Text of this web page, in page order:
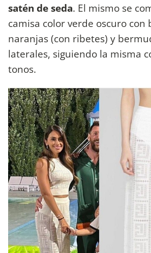
satén de seda. El mismo se
camisa color verde oscuro con
naranjas (con ribetes) y
laterales, siguiendo la misma
tonos.